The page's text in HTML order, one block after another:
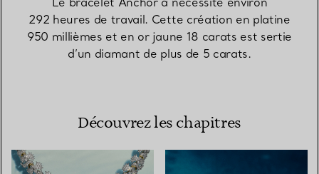
292 heures de travail. Cette création en platine
950 millièmes et en or jaune 18 carats est sertie
d’un diamant de plus de 5 carats.
Découvrez les chapitres